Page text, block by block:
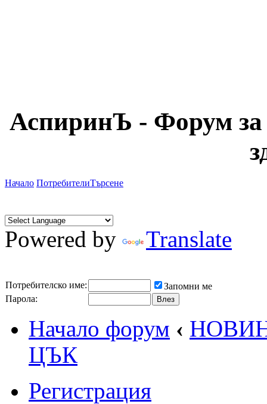
АспиринЪ - Форум за
Начало ПотребителиТърсене
Powered by Translate
Потребителско име:
Запомни ме
Парола:
Начало форум ‹
ЦЪК
Регистрация